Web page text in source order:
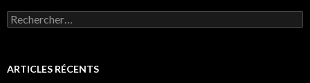
Rechercher :
ARTICLES RÉCENTS